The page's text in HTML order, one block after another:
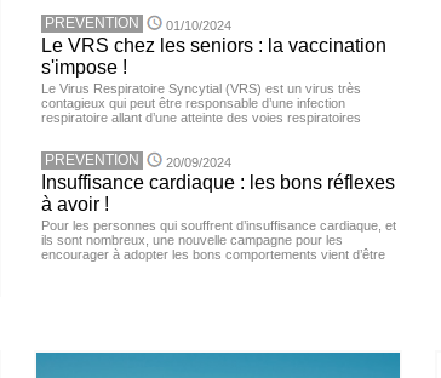
PREVENTION 01/10/2024
Le VRS chez les seniors : la vaccination
s'impose !
Le Virus Respiratoire Syncytial (VRS) est un virus très
contagieux qui peut être responsable d’une infection
respiratoire allant d’une atteinte des voies respiratoires
PREVENTION 20/09/2024
Insuffisance cardiaque : les bons réflexes
à avoir !
Pour les personnes qui souffrent d’insuffisance cardiaque, et
ils sont nombreux, une nouvelle campagne pour les
encourager à adopter les bons comportements vient d’être